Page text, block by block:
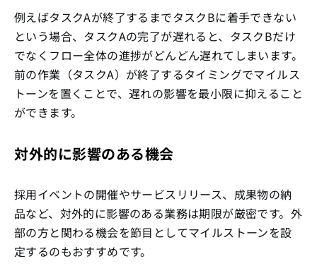
例えばタスクAが終了するまでタスクBに着手できない
という場合、タスクAの完了が遅れると、タスクBだけ
でなくフロー全体の進捗がどんどん遅れてしまいます。
前の作業（タスクA）が終了するタイミングでマイルス
トーンを置くことで、遅れの影響を最小限に抑えること
ができます。
対外的に影響のある機会
採用イベントの開催やサービスリリース、成果物の納
品など、対外的に影響のある業務は期限が厳密です。外
部の方と関わる機会を節目としてマイルストーンを設
定するのもおすすめです。